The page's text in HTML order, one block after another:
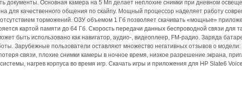
документы. Основная камера на 5 Мп делает неплохие снимки при дневном
для качественного общения по скайпу. Мощный процессор наделяет работу
отсутствием торможений. ОЗУ объемом 1 Гб позволяет скачивать «мощные»
картой памяти до 64 Гб. Скорость передачи данных беспроводной связи для
быть использовано как навигатор, аудио-, видеоплеер, FM-радио. Заряда
Зарубежные пользователи оставляют множество негативных отзывов о модели:
связи, плохие снимки камеры в ночное время, низкое разрешение экрана,
нагрев корпуса во время игр. Скачать игры и приложения для HP Slate6